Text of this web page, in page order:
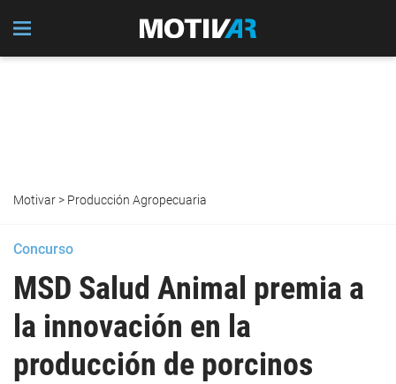
Motivar> Producción Agropecuaria
Concurso
MSD Salud Animal premia a
la innovación en la
producción de porcinos